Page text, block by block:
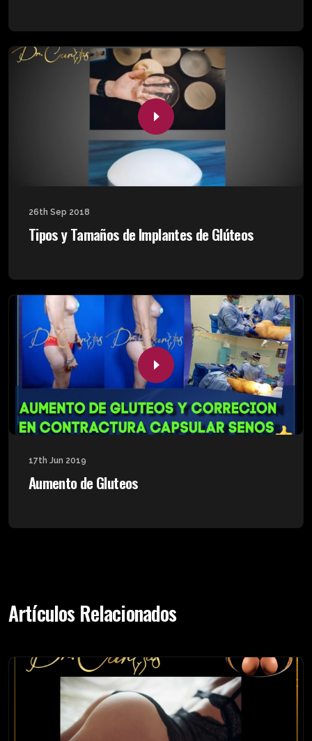
26th Sep 2018
Tipos y Tamaños de Implantes de Glúteos
17th Jun 2019
Aumento de Gluteos
Artículos Relacionados